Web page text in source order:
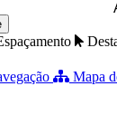
Mapa